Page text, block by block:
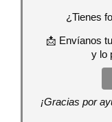
¿Tienes
📩 Envíanos
y lo
¡Gracias por